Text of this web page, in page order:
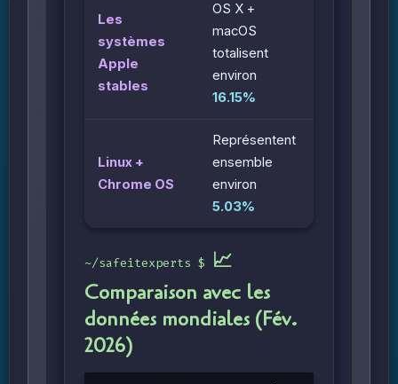
Les
systèmes
Apple
stables
OS X +
macOS
totalisent
environ
16.15%
Linux +
Chrome OS
Représentent
ensemble
environ
5.03%
📈
Comparaison avec les
données mondiales (Fév.
2026)